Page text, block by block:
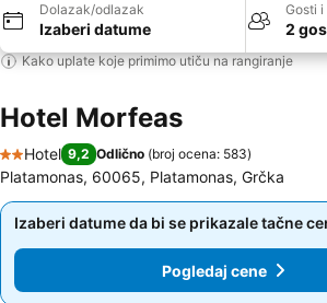
Dolazak/odlazak
Izaberi datume
Gosti i
2
Kako uplate koje primimo utiču na rangiranje
Hotel Morfeas
2 Zvezdice
Hotel 9,2 Odlično (broj ocena: 583)
Platamonas, 60065, Platamonas, Grčka
Izaberi datume da bi se prikazale tačne
Pogledaj cene
Izaberi datume da bi se prikazale tačne
Pogledaj cene